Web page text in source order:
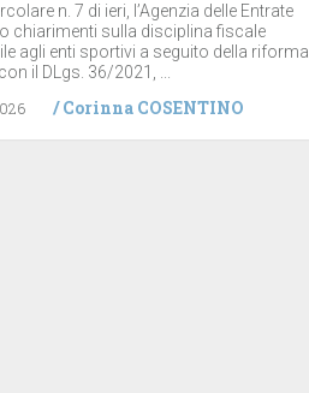
n. 7 di ieri, l’Agenzia delle Entrate
chiarimenti sulla disciplina fiscale
agli enti sportivi a seguito della riforma
il DLgs. 36/2021, ...
/Corinna COSENTINO